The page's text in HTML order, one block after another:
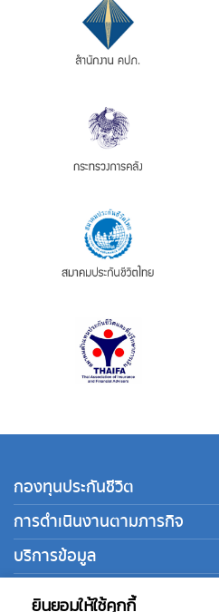
ยินยอมให้ใช้คุกกี้
กองทุนประกันชีวิต
การดำเนินงานตามภารกิจ
บริการข้อมูล